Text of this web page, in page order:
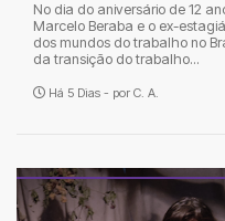
No dia do aniversário de 12
Marcelo Beraba e o ex-
dos mundos do trabalho no
da transição do trabalho...
Há 5 Dias - por C. A.